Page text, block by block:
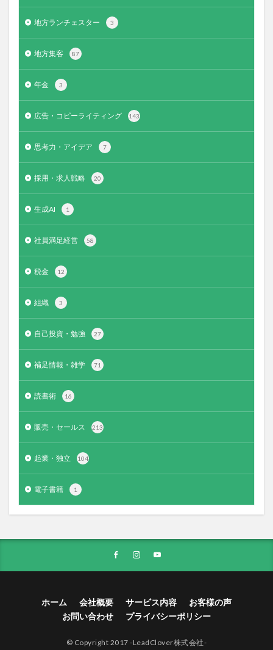
地方ランチェスター 3
地方集客 87
年金 3
広告・コピーライティング 143
思考力・アイデア 7
採用・求人戦略 20
生成AI 1
社員満足経営 58
税金 12
組織 3
自己投資・勉強 27
補足情報・雑学 71
読書術 16
販売・セールス 213
起業・独立 104
電子書籍 1
ホーム 会社概要 サービス内容
お客様の声
お問い合わせ
プライバシーポリシー
© Copyright 2017 -LeadClover株式会社-